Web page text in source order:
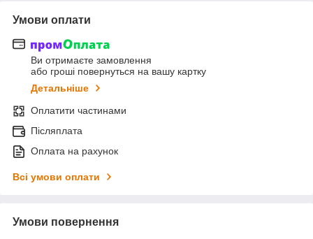
Умови оплати
Ви отримаєте замовлення
або гроші повернуться на вашу картку
Детальніше
Оплатити частинами
Післяплата
Оплата на рахунок
Всі умови оплати
Умови повернення